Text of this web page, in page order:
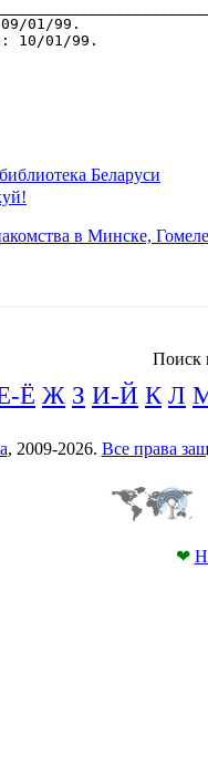
01/99.
Беларуси
в Минске,
Поиск
Ё Ж З И-Й К Л
, 2009-2026. Все права
❤